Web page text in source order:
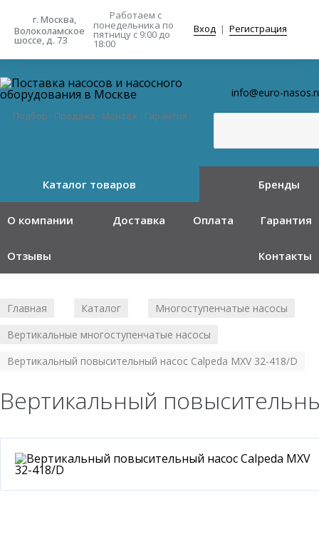
г. Москва,
Волоколамское
шоссе, д. 73
Работаем с
понедельника по
пятницу с 9:00 до
18:00
Вход | Регистрация
Подбор · Продажа · Монтаж · Гарантия
info@euro-
Каталог товаров Бренды
О компании Доставка Оплата Гарантия
Отзывы Контакты
Главная Каталог Многоступенчатые насосы
Вертикальные многоступенчатые насосы
Вертикальный повысительный насос Calpeda MXV 32-418/D
Вертикальный